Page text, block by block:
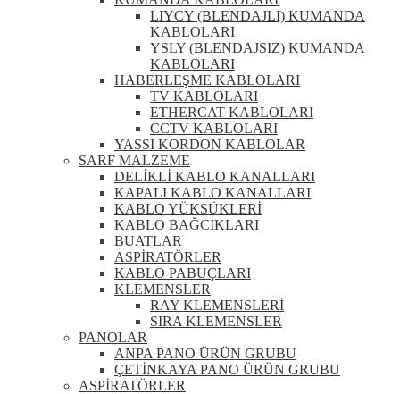
LIYCY (BLENDAJLI) KUMANDA
KABLOLARI
YSLY (BLENDAJSIZ) KUMANDA
KABLOLARI
HABERLEŞME KABLOLARI
TV KABLOLARI
ETHERCAT KABLOLARI
CCTV KABLOLARI
YASSI KORDON KABLOLAR
SARF MALZEME
DELİKLİ KABLO KANALLARI
KAPALI KABLO KANALLARI
KABLO YÜKSÜKLERİ
KABLO BAĞCIKLARI
BUATLAR
ASPİRATÖRLER
KABLO PABUÇLARI
KLEMENSLER
RAY KLEMENSLERİ
SIRA KLEMENSLER
PANOLAR
ANPA PANO ÜRÜN GRUBU
ÇETİNKAYA PANO ÜRÜN GRUBU
ASPİRATÖRLER